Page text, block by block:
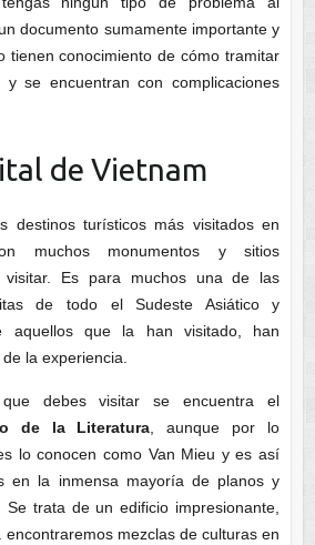
documento sumamente importante y
tienen conocimiento de cómo tramitar
se encuentran con complicaciones
de Vietnam
destinos turísticos más visitados en
muchos monumentos y sitios
visitar. Es para muchos una de las
de todo el Sudeste Asiático y
aquellos que la han visitado, han
la experiencia.
debes visitar se encuentra el
de la Literatura , aunque por lo
lo conocen como Van Mieu y es así
en la inmensa mayoría de planos y
trata de un edificio impresionante,
mezclas de culturas en